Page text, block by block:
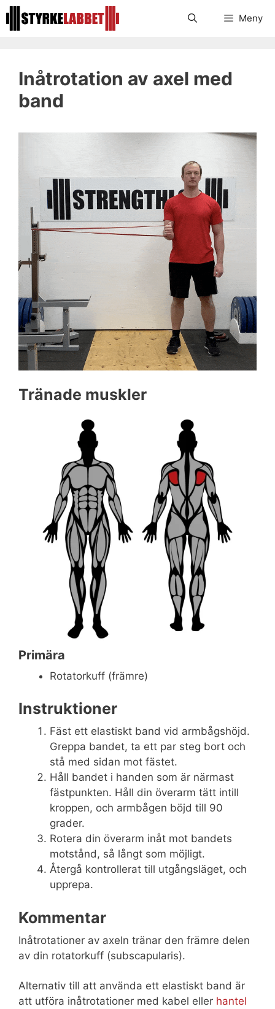
Hoppa
till
Meny
Inåtrotation av axel med
band
Tränade muskler
Primära
Rotatorkuff (främre)
Instruktioner
Fäst ett elastiskt band vid armbågshöjd.
Greppa bandet, ta ett par steg bort och
stå med sidan mot fästet.
Håll bandet i handen som är närmast
fästpunkten. Håll din överarm tätt intill
kroppen, och armbågen böjd till 90
grader.
Rotera din överarm inåt mot bandets
motstånd, så långt som möjligt.
Återgå kontrollerat till utgångsläget, och
upprepa.
Kommentar
Inåtrotationer av axeln tränar den främre delen
av din rotatorkuff (subscapularis).
Alternativ till att använda ett elastiskt band är
att utföra inåtrotationer med kabel eller hantel